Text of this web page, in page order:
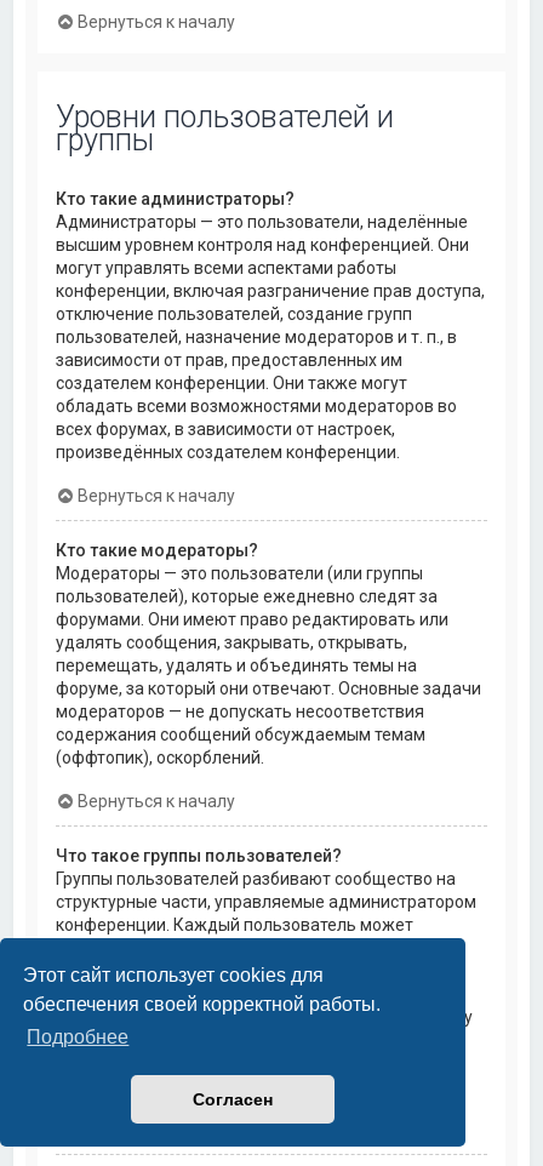
Этот сайт использует cookies для
обеспечения своей корректной работы.
Подробнее
Согласен
Вернуться к началу
Уровни пользователей и
группы
Кто такие администраторы?
Администраторы — это пользователи, наделённые
высшим уровнем контроля над конференцией. Они
могут управлять всеми аспектами работы
конференции, включая разграничение прав доступа,
отключение пользователей, создание групп
пользователей, назначение модераторов и т. п., в
зависимости от прав, предоставленных им
создателем конференции. Они также могут
обладать всеми возможностями модераторов во
всех форумах, в зависимости от настроек,
произведённых создателем конференции.
Вернуться к началу
Кто такие модераторы?
Модераторы — это пользователи (или группы
пользователей), которые ежедневно следят за
форумами. Они имеют право редактировать или
удалять сообщения, закрывать, открывать,
перемещать, удалять и объединять темы на
форуме, за который они отвечают. Основные задачи
модераторов — не допускать несоответствия
содержания сообщений обсуждаемым темам
(оффтопик), оскорблений.
Вернуться к началу
Что такое группы пользователей?
Группы пользователей разбивают сообщество на
структурные части, управляемые администратором
конференции. Каждый пользователь может
могут быть назначены индивидуальные права
доступа. Это облегчает администраторам
назначение прав доступа одновременно большому
количеству пользователей, например, изменение
пользователям доступа к приватным форумам.
Вернуться к началу